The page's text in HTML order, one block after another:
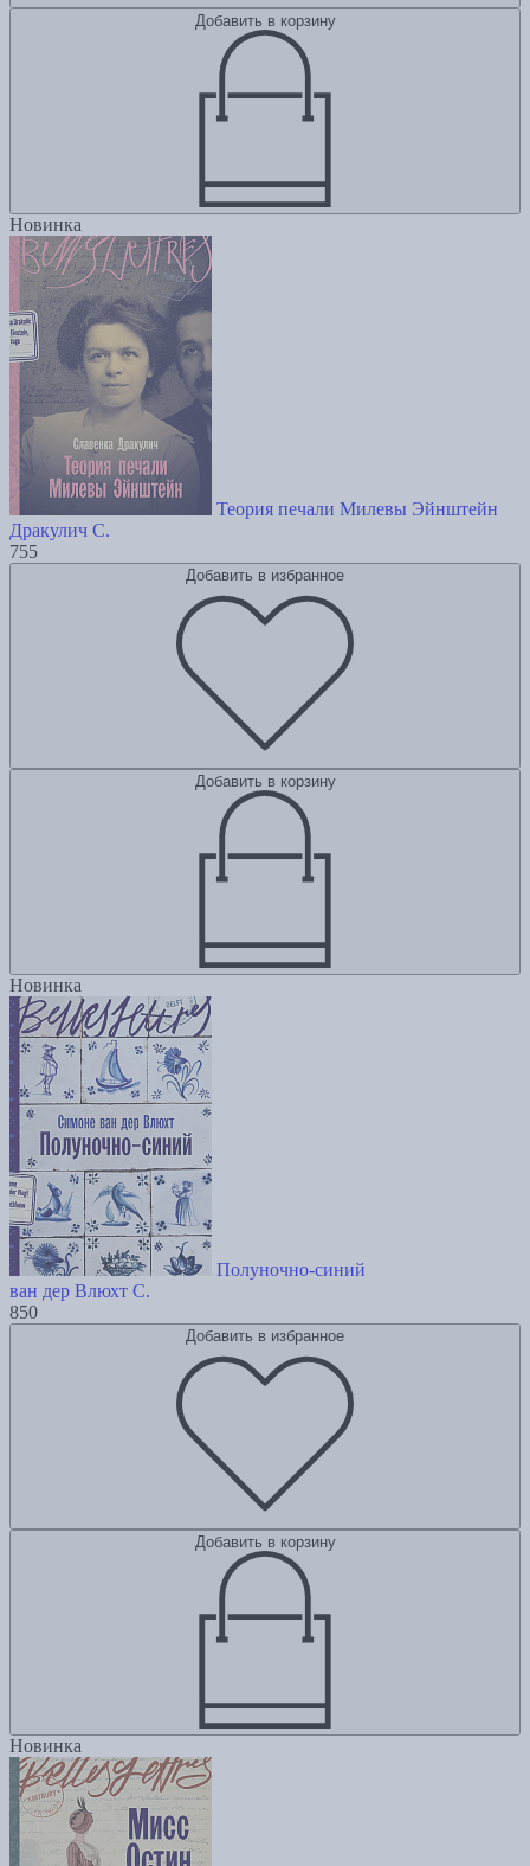
Добавить в корзину
Новинка
Теория печали Милевы Эйнштейн
Дракулич С.
755
Добавить в избранное
Добавить в корзину
Новинка
Полуночно-синий
ван дер Влюхт С.
850
Добавить в избранное
Добавить в корзину
Новинка